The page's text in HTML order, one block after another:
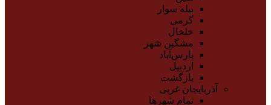
بیله سوار
گرمی
خلخال
مشگین شهر
پارس‌آباد
اردبیل
بازگشت
آذربایجان غربی
تمام شهر‌ها